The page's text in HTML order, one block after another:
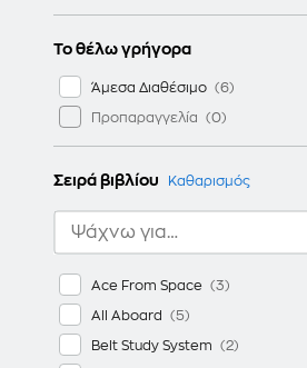
Το θέλω γρήγορα
Άμεσα Διαθέσιμο
Προπαραγγελία
Σειρά βιβλίου Καθαρισμός
Ace From Space
All Aboard
Belt Study System